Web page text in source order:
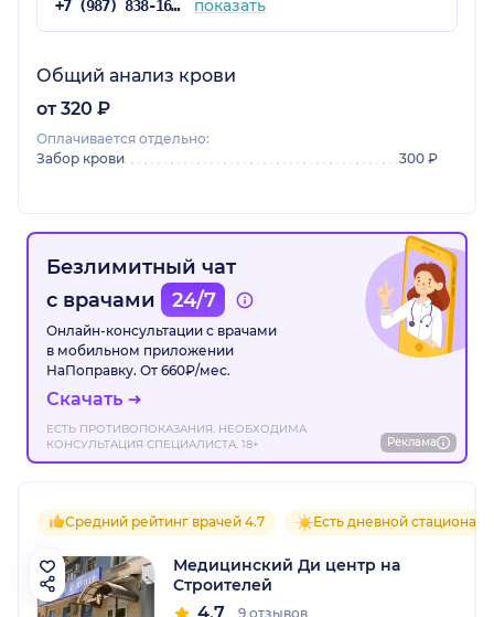
+7 (987) 838-16-00 показать
Общий анализ крови
от 320 ₽
Оплачивается отдельно:
Забор крови
300 ₽
Безлимитный чат
с врачами
24/7
Онлайн-консультации с врачами
в мобильном приложении
НаПоправку. От 660₽/мес.
Скачать
ЕСТЬ ПРОТИВОПОКАЗАНИЯ. НЕОБХОДИМА
КОНСУЛЬТАЦИЯ СПЕЦИАЛИСТА. 18+
Реклама
Средний рейтинг врачей 4.7 Есть дневной стационар
Медицинский Ди центр на
Строителей
4.7 9 отзывов